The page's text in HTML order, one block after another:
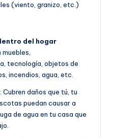
(viento, granizo, etc.)
del hogar
muebles,
tecnología, objetos de
incendios, agua, etc.
: Cubren daños que tú, tu
puedan causar a
de agua en tu casa que